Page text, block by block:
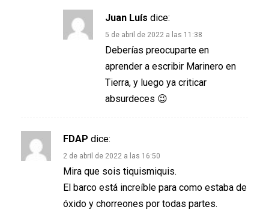
Juan Luís dice:
5 de abril de 2022 a las 11:38
Deberías preocuparte en
aprender a escribir Marinero en
Tierra, y luego ya criticar
absurdeces 😉
FDAP dice:
2 de abril de 2022 a las 16:50
Mira que sois tiquismiquis.
El barco está increíble para como estaba de
óxido y chorreones por todas partes.